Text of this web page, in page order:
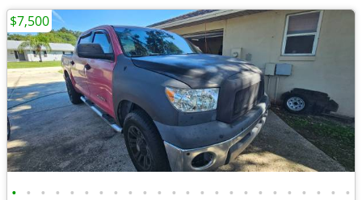
• • • • • • • • • • • • • • • • • • • • • • • •
$7,500